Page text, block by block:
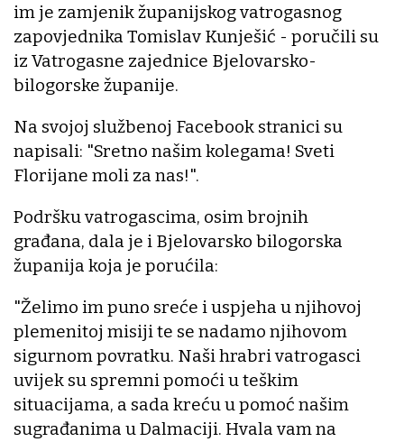
im je zamjenik županijskog vatrogasnog
zapovjednika Tomislav Kunješić - poručili su
iz Vatrogasne zajednice Bjelovarsko-
bilogorske županije.
Na svojoj službenoj Facebook stranici su
napisali: "Sretno našim kolegama! Sveti
Florijane moli za nas!".
Podršku vatrogascima, osim brojnih
građana, dala je i Bjelovarsko bilogorska
županija koja je porućila:
"Želimo im puno sreće i uspjeha u njihovoj
plemenitoj misiji te se nadamo njihovom
sigurnom povratku. Naši hrabri vatrogasci
uvijek su spremni pomoći u teškim
situacijama, a sada kreću u pomoć našim
sugrađanima u Dalmaciji. Hvala vam na